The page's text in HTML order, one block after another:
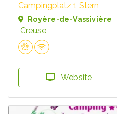
Campingplatz 1 Stern
Royère-de-Vassivière
Creuse
Website